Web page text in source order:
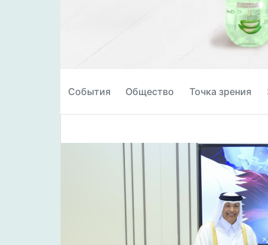
События Общество Точка зрения